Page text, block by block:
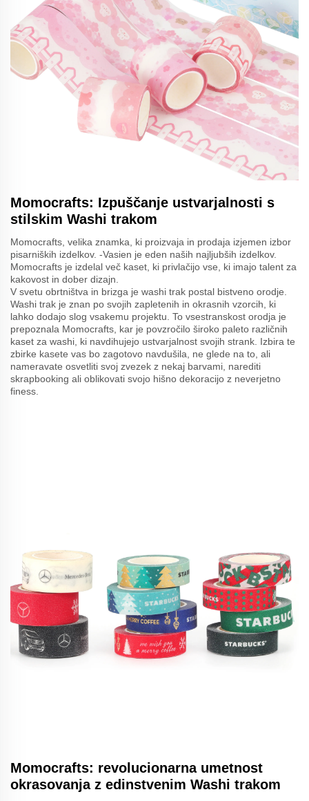
Momocrafts: Izpuščanje ustvarjalnosti s
stilskim Washi trakom
Momocrafts, velika znamka, ki proizvaja in prodaja izjemen izbor
pisarniških izdelkov. -Vasien je eden naših najljubših izdelkov.
Momocrafts je izdelal več kaset, ki privlačijo vse, ki imajo talent za
kakovost in dober dizajn.
V svetu obrtništva in brizga je washi trak postal bistveno orodje.
Washi trak je znan po svojih zapletenih in okrasnih vzorcih, ki
lahko dodajo slog vsakemu projektu. To vsestranskost orodja je
prepoznala Momocrafts, kar je povzročilo široko paleto različnih
kaset za washi, ki navdihujejo ustvarjalnost svojih strank. Izbira te
zbirke kasete vas bo zagotovo navdušila, ne glede na to, ali
nameravate osvetliti svoj zvezek z nekaj barvami, narediti
skrapbooking ali oblikovati svojo hišno dekoracijo z neverjetno
finess.
Momocrafts: revolucionarna umetnost
okrasovanja z edinstvenim Washi trakom